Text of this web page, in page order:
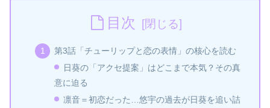
目次
第3話「チューリップと恋の表情」の核心を読む
日葵の「アクセ提案」はどこまで本気？その真
意に迫る
凛音＝初恋だった…悠宇の過去が日葵を追い詰